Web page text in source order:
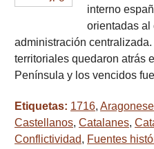
interno
orientadas al
administración
territoriales quedaron atrás
Península y los vencidos
Etiquetas: 1716,
Castellanos, Catalanes,
Conflictividad, Fuentes